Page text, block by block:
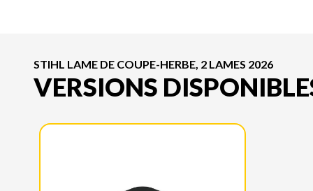
STIHL LAME DE COUPE-HERBE, 2 LAMES 2026
VERSIONS